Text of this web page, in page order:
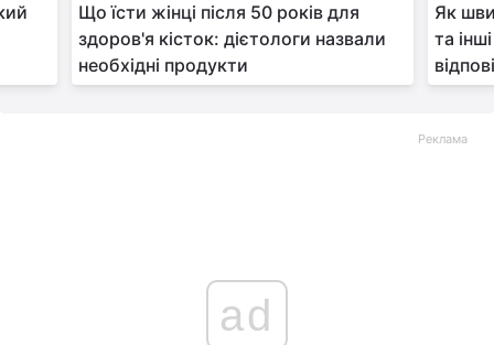
Що їсти жінці після 50 років для
здоров'я кісток: дієтологи назвали
необхідні продукти
Як
та
Реклама
ad